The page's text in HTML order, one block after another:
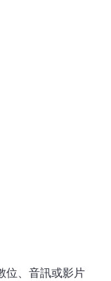
位、音訊或影片